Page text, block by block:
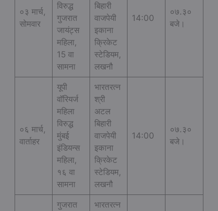
०३ मार्च,
सोमवार
विरुद्ध
गुजरात
जायंट्स
महिला,
15 वा
सामना
बिहारी
वाजपेयी
इकाना
क्रिकेट
स्टेडियम,
लखनौ
14:00
०७.३०
बजे।
०६ मार्च,
वार्ताहर
यूपी
वॉरियर्ज
महिला
विरुद्ध
मुंबई
इंडियन्स
महिला,
१६ वा
सामना
भारतरत्न
श्री
अटल
बिहारी
वाजपेयी
इकाना
क्रिकेट
स्टेडियम,
लखनौ
14:00
०७.३०
बजे।
गुजरात
भारतरत्न